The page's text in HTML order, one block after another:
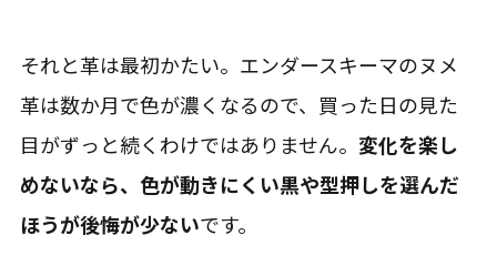
それと革は最初かたい。エンダースキーマのヌメ
革は数か月で色が濃くなるので、買った日の見た
目がずっと続くわけではありません。 変化を楽し
めないなら、色が動きにくい黒や型押しを選んだ
ほうが後悔が少ないです。